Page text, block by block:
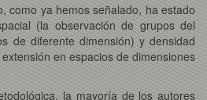
como ya hemos señalado, ha estado
(la observación de grupos del
de diferente dimensión) y densidad
en espacios de dimensiones
la mayoría de los autores